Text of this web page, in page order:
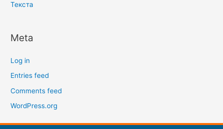
Текста
Meta
Log in
Entries feed
Comments feed
WordPress.org